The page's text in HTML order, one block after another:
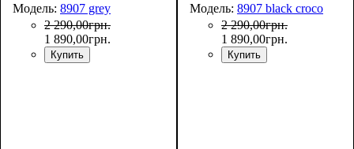
Модель: 8907 grey
2 290,00грн.
1 890,00грн.
Купить
Модель: 8907 black croco
2 290,00грн.
1 890,00грн.
Купить